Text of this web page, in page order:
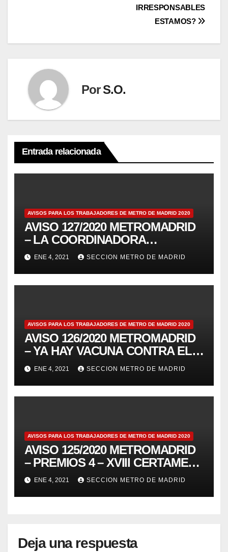
IRRESPONSABLES
ESTAMOS?
PorS.O.
Entrada relacionada
AVISOS PARA LOS TRABAJADORES DE METRO DE MADRID 2020
AVISO 127/2020 METROMADRID
– LA COORDINADORA
INTERNACIONAL DE
SINDICATOS DE METROS SE
SOLIDARIZA CON LA LUCHA DE
ENE 4, 2021 SECCION METRO DE MADRID
AVISOS PARA LOS TRABAJADORES DE METRO DE MADRID 2020
AVISO 126/2020 METROMADRID
– YA HAY VACUNA CONTRA EL
COVID19, PERO NO LA HAY
CONTRA EL CAPITALISMO QUE
NOS DESTRUYE
ENE 4, 2021 SECCION METRO DE MADRID
AVISOS PARA LOS TRABAJADORES DE METRO DE MADRID 2020
AVISO 125/2020 METROMADRID
– PREMIOS 4 – XVIII CERTAMEN
DE RELATO BREVE “RAIMUNDO
ALONSO” UN METRO DE 350
PALABRAS.
ENE 4, 2021 SECCION METRO DE MADRID
Deja una respuesta